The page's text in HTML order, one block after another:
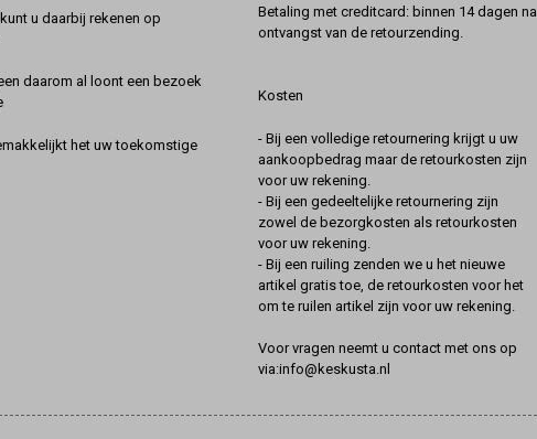
u daarbij rekenen op
daarom al loont een bezoek
het uw toekomstige
Betaling met creditcard: binnen 14 dagen na
ontvangst van de retourzending.
Kosten
- Bij een volledige retournering krijgt u uw
aankoopbedrag maar de retourkosten zijn
voor uw rekening.
- Bij een gedeeltelijke retournering zijn
zowel de bezorgkosten als retourkosten
voor uw rekening.
- Bij een ruiling zenden we u het nieuwe
artikel gratis toe, de retourkosten voor het
om te ruilen artikel zijn voor uw rekening.
Voor vragen neemt u contact met ons op
via:info@keskusta.nl